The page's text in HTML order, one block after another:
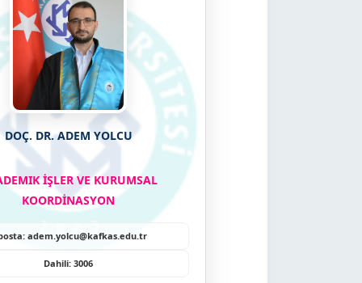
DOÇ. DR. ADEM YOLCU
İŞLER VE KURUMSAL
KOORDİNASYON
adem.yolcu@kafkas.edu.tr
Dahili: 3006